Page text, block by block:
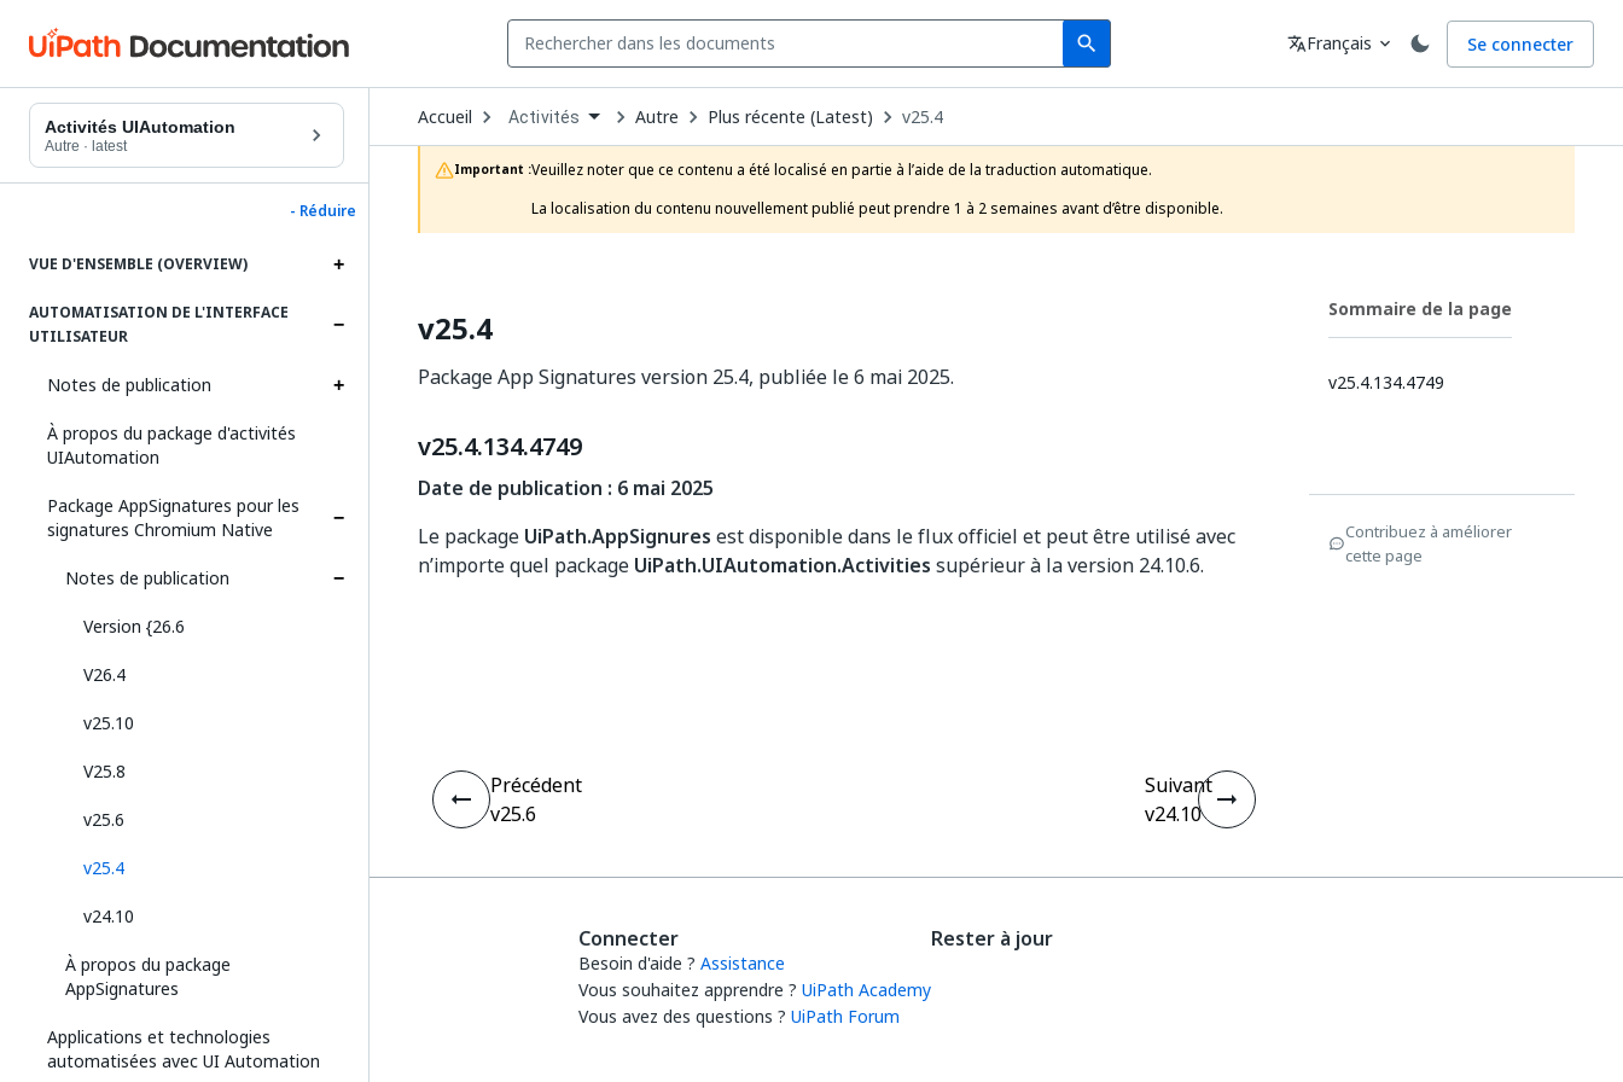
search
Search Langue
translateFrançais expand_more Se connecter
Activités UIAutomation
Autre · latest
- Réduire
VUE D'ENSEMBLE (OVERVIEW)
AUTOMATISATION DE L'INTERFACE
UTILISATEUR
Notes de publication
À propos du package d'activités
UIAutomation
Package AppSignatures pour les
signatures Chromium Native
Notes de publication
Version {26.6
V26.4
v25.10
V25.8
v25.6
v25.4
v24.10
À propos du package
AppSignatures
Applications et technologies
automatisées avec UI Automation
Accueil Open
Dropdown
to
choose
product
Activités Autre Plus récente (Latest) v25.4
Important :Veuillez noter que ce contenu a été localisé en partie à l’aide de la traduction automatique.
La localisation du contenu nouvellement publié peut prendre 1 à 2 semaines avant d’être disponible.
v25.4
Package App Signatures version 25.4, publiée le 6 mai 2025.
v25.4.134.4749
Date de publication : 6 mai 2025
Le package UiPath.AppSignures est disponible dans le flux officiel et peut être utilisé avec
n’importe quel package UiPath.UIAutomation.Activities supérieur à la version 24.10.6.
Sommaire de la page
v25.4.134.4749
Contribuez à améliorer
cette page
Précédent
v25.6
Suivant
v24.10
Connecter
Besoin d'aide ? Assistance
Vous souhaitez apprendre ? UiPath Academy
Vous avez des questions ? UiPath Forum
Rester à jour